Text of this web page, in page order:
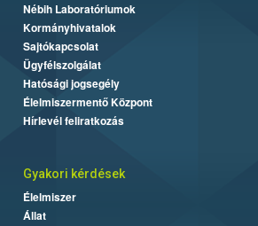
Nébih Laboratóriumok
Kormányhivatalok
Sajtókapcsolat
Ügyfélszolgálat
Hatósági jogsegély
Élelmiszermentő Központ
Hírlevél feliratkozás
Gyakori kérdések
Élelmiszer
Állat